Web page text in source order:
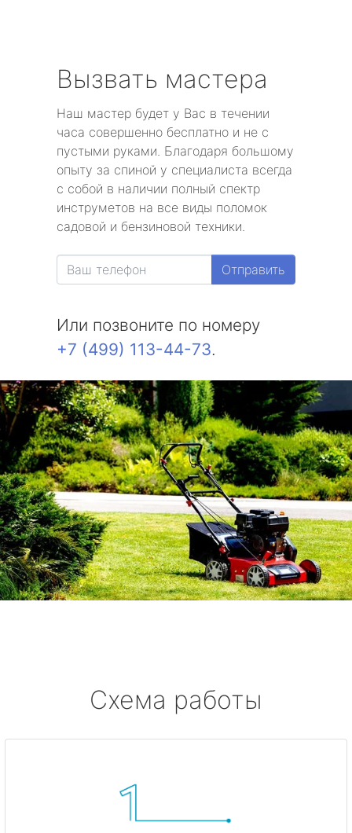
Вызвать мастера
Наш мастер будет у Вас в течении
часа совершенно бесплатно и не с
пустыми руками. Благодаря большому
опыту за спиной у специалиста всегда
с собой в наличии полный спектр
инструметов на все виды поломок
садовой и бензиновой техники.
Отправить
Или позвоните по номеру
+7 (499) 113-44-73.
Схема работы